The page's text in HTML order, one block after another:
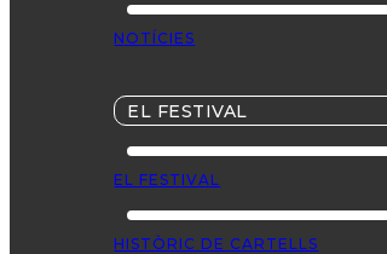
NOTÍCIES
EL FESTIVAL
EL FESTIVAL
HISTÒRIC DE CARTELLS